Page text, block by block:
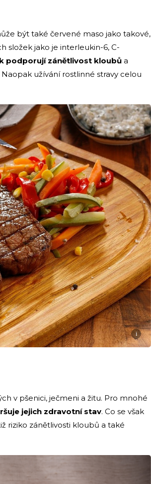
být také červené maso jako takové,
složek jako je interleukin-6, C-
podporují zánětlivost kloubů a
užívání rostlinné stravy celou
i
v pšenici, ječmeni a žitu. Pro mnohé
jejich zdravotní stav. Co se však
riziko zánětlivosti kloubů a také